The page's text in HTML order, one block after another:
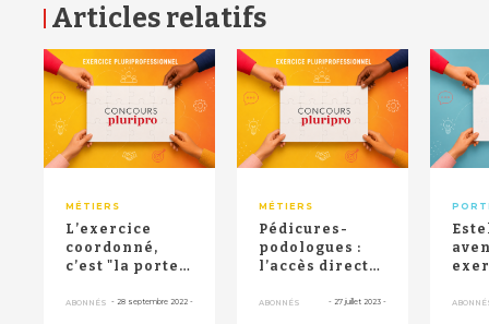
Articles relatifs
MÉTIERS
L’exercice
coordonné,
c’est "la porte
valoriser et
ABONNÉS - 28 septembre 2022 -
MÉTIERS
Pédicures-
podologues :
l’accès direct
ouvert aux
ABONNÉS - 27 juillet 2023 -
RETOUR HAUT DE PAGE